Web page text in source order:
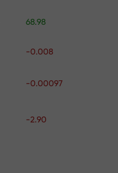
sovg‘ani tanlang
68.98
-0.008
-0.00097
-2.90